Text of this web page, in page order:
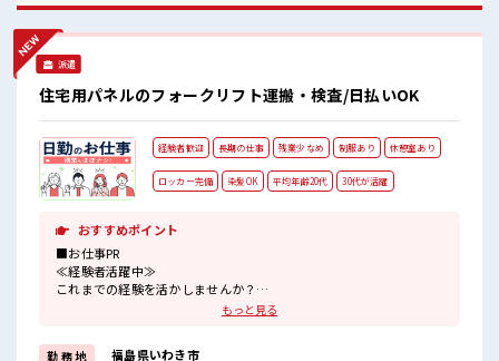
派遣
住宅用パネルのフォークリフト運搬・検査/日払いOK
経験者歓迎 長期の仕事 残業少なめ 制服あり 休憩室あり
ロッカー完備 染髪OK 平均年齢20代 30代が活躍
おすすめポイント
■お仕事PR
≪経験者活躍中≫
これまでの経験を活かしませんか？
≪プライベートが充実する≫
もっと見る
勤 務 地
福島県いわき市